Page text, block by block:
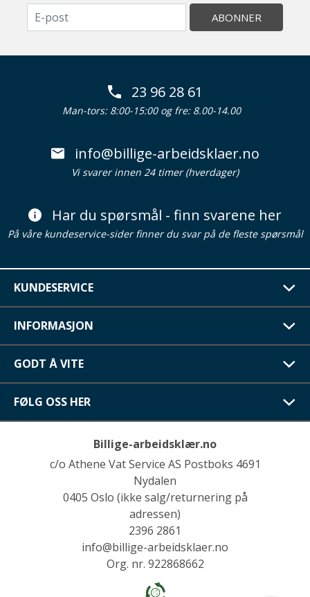
ABONNER
23 96 28 61
Man-tors: 8:00-15:00 og fre: 8.00-14.00
info@billige-arbeidsklaer.no
Vi svarer innen 24 timer (hverdager)
Har du spørsmål - finn svarene her
På våre kundeservice-sider finner du svar på de fleste spørsmål
KUNDESERVICE
INFORMASJON
GODT Å VITE
FØLG OSS HER
Billige-arbeidsklær.no
c/o Athene Vat Service AS Postboks 4691
Nydalen
0405 Oslo (ikke salg/returnering på
adressen)
2396 2861
info@billige-arbeidsklaer.no
Org. nr. 922868662